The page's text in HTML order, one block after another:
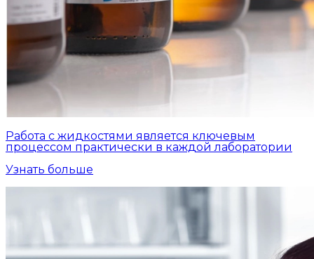
Работа с жидкостями является ключевым
процессом практически в каждой лаборатории
Узнать больше